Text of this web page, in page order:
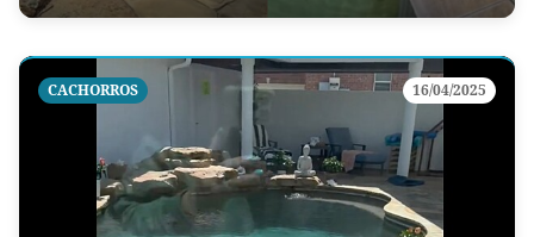
CACHORROS 16/04/2025